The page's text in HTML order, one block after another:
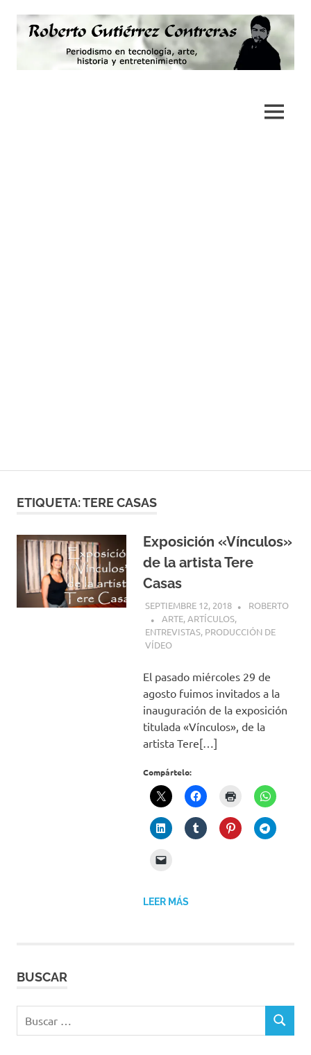
contenido
MENÚ
ETIQUETA:TERE CASAS
Exposición «Vínculos»
de la artista Tere
Casas
SEPTIEMBRE 12, 2018
ROBERTO
ARTE,ARTÍCULOS,
ENTREVISTAS, PRODUCCIÓN DE
VÍDEO
El pasado miércoles 29 de
agosto fuimos invitados a la
inauguración de la exposición
titulada «Vínculos», de la
artista Tere[…]
Compártelo:
LEER MÁS
BUSCAR
BUSCAR